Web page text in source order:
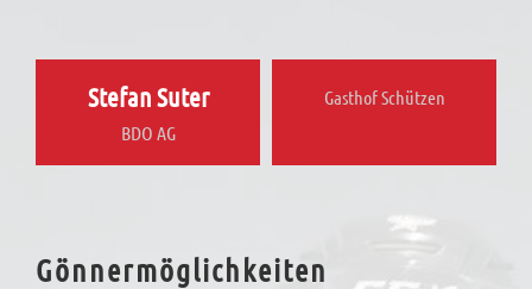
Stefan Suter
BDO AG
Gasthof Schützen
Gönnermöglichkeiten